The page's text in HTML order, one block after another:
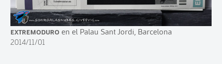
Extremoduro en el Palau Sant Jordi, Barcelona
2014/11/01